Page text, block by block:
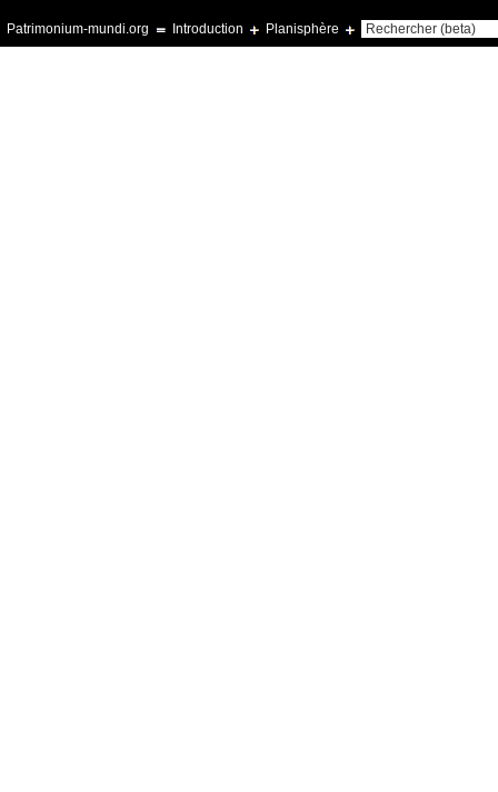
Patrimonium-mundi.org Introduction Planisphère